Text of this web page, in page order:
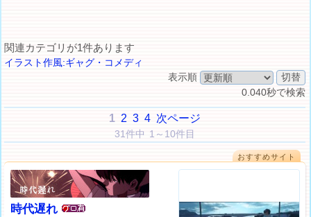
関連カテゴリが1件あります
イラスト作風:ギャグ・コメディ
表示順
0.040秒で検索
1 2 3 4 次ページ
31件中 1～10件目
おすすめサイト
時代遅れ